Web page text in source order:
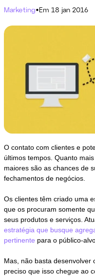
Marketing•Em 18 jan 2016
O contato com clientes e
últimos tempos. Quanto
maiores são as chances de
fechamentos de negócios.
Os clientes têm criado uma
que os procuram somente
seus produtos e serviços.
estratégia que busque
pertinente para o público-
Mas, não basta desenvolver
preciso que isso chegue ao